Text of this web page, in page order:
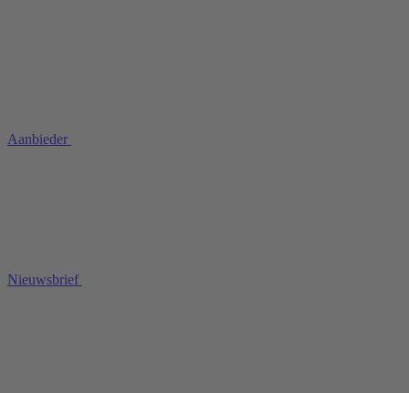
Aanbieder
Nieuwsbrief